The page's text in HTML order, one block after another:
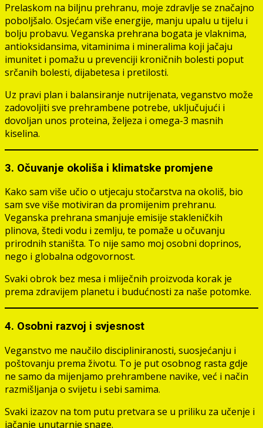
Prelaskom na biljnu prehranu, moje zdravlje se značajno
poboljšalo. Osjećam više energije, manju upalu u tijelu i
bolju probavu. Veganska prehrana bogata je vlaknima,
antioksidansima, vitaminima i mineralima koji jačaju
imunitet i pomažu u prevenciji kroničnih bolesti poput
srčanih bolesti, dijabetesa i pretilosti.
Uz pravi plan i balansiranje nutrijenata, veganstvo može
zadovoljiti sve prehrambene potrebe, uključujući i
dovoljan unos proteina, željeza i omega-3 masnih
kiselina.
3. Očuvanje okoliša i klimatske promjene
Kako sam više učio o utjecaju stočarstva na okoliš, bio
sam sve više motiviran da promijenim prehranu.
Veganska prehrana smanjuje emisije stakleničkih
plinova, štedi vodu i zemlju, te pomaže u očuvanju
prirodnih staništa. To nije samo moj osobni doprinos,
nego i globalna odgovornost.
Svaki obrok bez mesa i mliječnih proizvoda korak je
prema zdravijem planetu i budućnosti za naše potomke.
4. Osobni razvoj i svjesnost
Veganstvo me naučilo discipliniranosti, suosjećanju i
poštovanju prema životu. To je put osobnog rasta gdje
ne samo da mijenjamo prehrambene navike, već i način
razmišljanja o svijetu i sebi samima.
Svaki izazov na tom putu pretvara se u priliku za učenje i
jačanje unutarnje snage.